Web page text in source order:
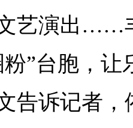
艺演出……
”台胞，
告诉记者